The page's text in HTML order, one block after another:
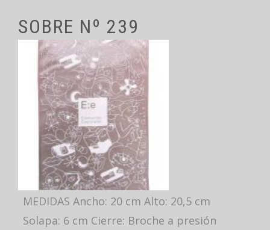
SOBRE Nº 239
MEDIDAS Ancho: 20 cm Alto: 20,5 cm
Solapa: 6 cm Cierre: Broche a presión